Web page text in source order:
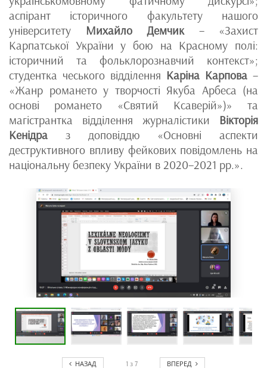
аспірант історичного факультету нашого
університету
Михайло Демчик– «Захист
Карпатської України у бою на Красному полі:
історичний та фольклорознавчий контекст»;
студентка чеського відділення Каріна Карпова –
«Жанр романетo у творчості Якуба Арбеса (на
основі романето «Святий Ксаверій»)» та
магістрантка відділення журналістики Вікторія
Кенідра з доповіддю «Основні аспекти
деструктивного впливу фейкових повідомлень на
національну безпеку України в 2020–2021 рр.».
НАЗАД 1 з 7 ВПЕРЕД